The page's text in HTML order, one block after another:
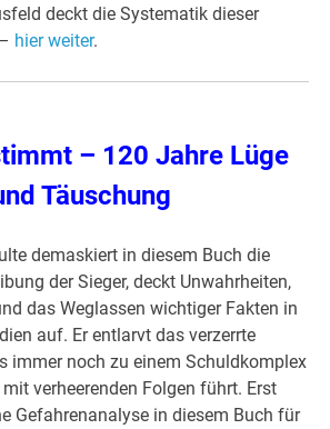
deckt die Systematik dieser
hier weiter.
– 120 Jahre Lüge
Täuschung
demaskiert in diesem Buch die
der Sieger, deckt Unwahrheiten,
das Weglassen wichtiger Fakten in
auf. Er entlarvt das verzerrte
immer noch zu einem Schuldkomplex
verheerenden Folgen führt. Erst
Gefahrenanalyse in diesem Buch für